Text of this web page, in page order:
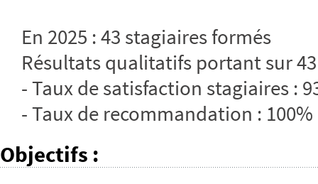
En 2025 : 43 stagiaires formés
Résultats qualitatifs portant sur
- Taux de satisfaction stagiaires :
- Taux de recommandation : 100%
Objectifs :